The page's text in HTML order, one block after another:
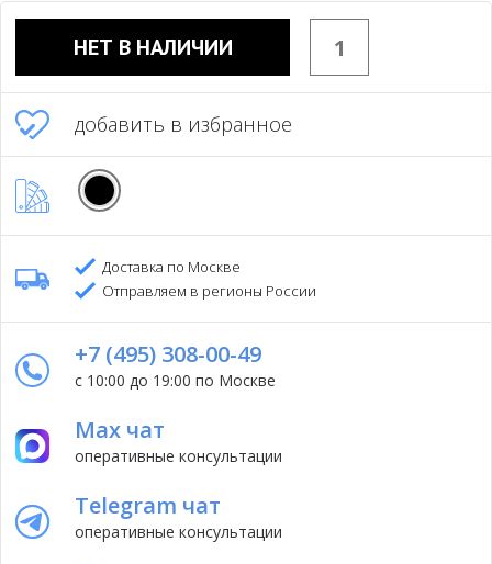
НЕТ В НАЛИЧИИ
добавить в избранное
Доставка по Москве
Отправляем в регионы России
+7 (495) 308-00-49
с 10:00 до 19:00 по Москве
Max чат
оперативные консультации
Telegram чат
оперативные консультации